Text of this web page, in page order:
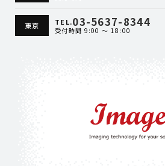
東京 TEL.03-5637-8344
受付時間 9:00 ～ 18:00